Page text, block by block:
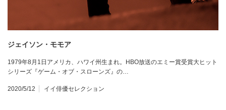
ジェイソン・モモア
1979年8月1日アメリカ、ハワイ州生まれ。HBO放送のエミー賞受賞大ヒット
シリーズ『ゲーム・オブ・スローンズ』の…
2020/5/12 イイ俳優セレクション